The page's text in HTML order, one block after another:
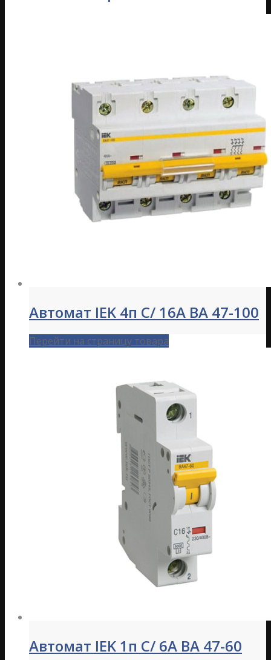
Автомат IEK 4п C/ 16А ВА 47-100
Перейти на страницу товара
Автомат IEK 1п С/ 6А ВА 47-60